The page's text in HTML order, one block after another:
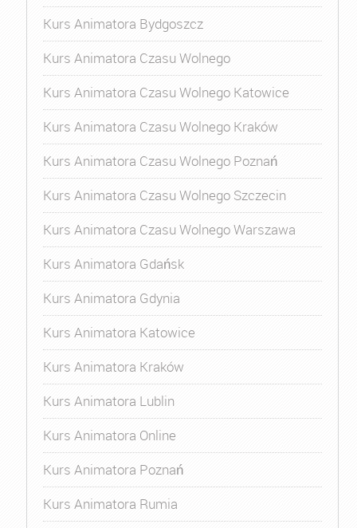
Kurs Animatora Bydgoszcz
Kurs Animatora Czasu Wolnego
Kurs Animatora Czasu Wolnego Katowice
Kurs Animatora Czasu Wolnego Kraków
Kurs Animatora Czasu Wolnego Poznań
Kurs Animatora Czasu Wolnego Szczecin
Kurs Animatora Czasu Wolnego Warszawa
Kurs Animatora Gdańsk
Kurs Animatora Gdynia
Kurs Animatora Katowice
Kurs Animatora Kraków
Kurs Animatora Lublin
Kurs Animatora Online
Kurs Animatora Poznań
Kurs Animatora Rumia